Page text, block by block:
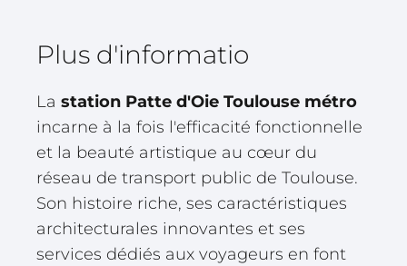
Plus d'informatio
La station Patte d'Oie Toulouse métro
incarne à la fois l'efficacité fonctionnelle
et la beauté artistique au cœur du
réseau de transport public de Toulouse.
Son histoire riche, ses caractéristiques
architecturales innovantes et ses
services dédiés aux voyageurs en font